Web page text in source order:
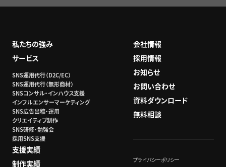
私たちの強み
サービス
SNS運用代行（D2C/EC）
SNS運用代行（無形商材）
SNSコンサル・インハウス支援
インフルエンサーマーケティング
SNS広告出稿・運用
クリエイティブ制作
SNS研修・勉強会
採用SNS支援
支援実績
制作実績
会社情報
採用情報
お知らせ
お問い合わせ
資料ダウンロード
無料相談
プライバシーポリシー